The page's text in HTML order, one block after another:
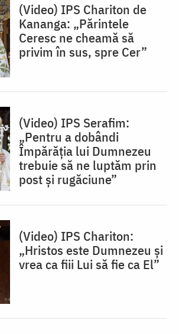
(Video) IPS Chariton de
Kananga: „Părintele
Ceresc ne cheamă să
privim în sus, spre Cer”
(Video) IPS Serafim:
„Pentru a dobândi
Împărăția lui Dumnezeu
trebuie să ne luptăm prin
post și rugăciune”
(Video) IPS Chariton:
„Hristos este Dumnezeu și
vrea ca fiii Lui să fie ca El”